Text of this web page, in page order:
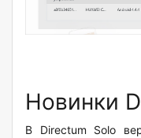
Новинки
В Directum Solo